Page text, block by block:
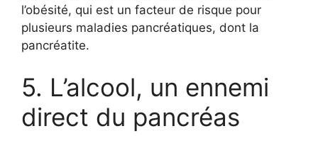
l’obésité, qui est un facteur de risque pour
plusieurs maladies pancréatiques, dont la
pancréatite.
5. L’alcool, un ennemi
direct du pancréas